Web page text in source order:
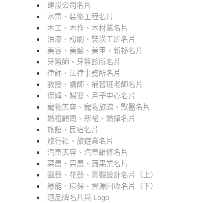
建設公司名片
水電、裝修工程名片
木工、木作、木材業名片
油漆、粉刷、裝潢工班名片
美容、美髮、美甲、新祕名片
牙醫師、牙醫診所名片
律師、法律事務所名片
教授、講師、補習班老師名片
保姆、婦嬰、月子中心名片
寵物美容、寵物旅館、獸醫名片
婚禮顧問、新祕、婚攝名片
旅館、民宿名片
旅行社、旅遊業名片
汽車美容、汽車維修名片
菜農、果農、蔬果業名片
園藝、花藝、景觀設計名片（上）
綠能、環保、資源回收名片（下）
酒品牌名片與 Logo